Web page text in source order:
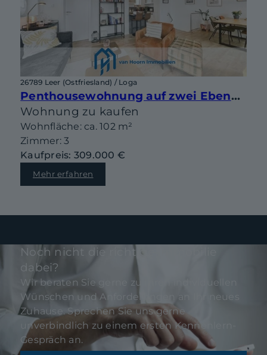
26789 Leer (Ostfriesland) / Loga
Penthousewohnung auf zwei Ebenen mit sonniger Dachterrasse in begehrter Lage von Leer-Loga
Wohnung zu kaufen
Wohnfläche: ca. 102 m²
Zimmer: 3
Kaufpreis: 309.000 €
Mehr erfahren
Noch nicht die richtige Immobilie
dabei?
Wir beraten Sie gerne zu Ihren individuellen
Wünschen und Anforderungen an Ihr neues
Zuhause. Sprechen Sie uns gerne
unverbindlich zu einem ersten Kennenlern-
Gespräch an.